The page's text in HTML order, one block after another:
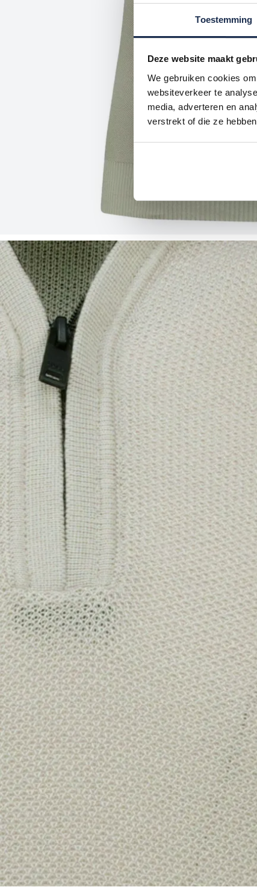
Toestemming
Deze website maakt
We gebruiken cookies
websiteverkeer te
media, adverteren en
verstrekt of die ze